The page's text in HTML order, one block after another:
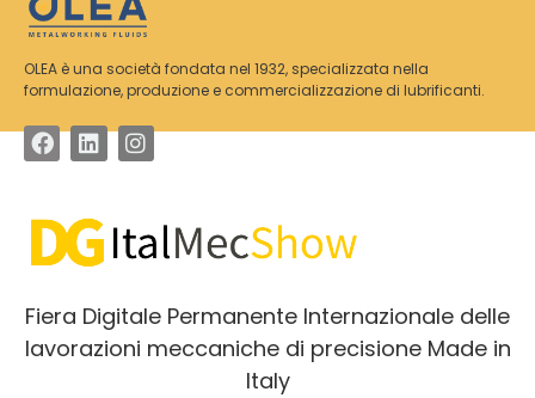
OLEA è una società fondata nel 1932, specializzata nella
formulazione, produzione e commercializzazione di lubrificanti.
Fiera Digitale Permanente Internazionale delle
lavorazioni meccaniche di precisione Made in
Italy